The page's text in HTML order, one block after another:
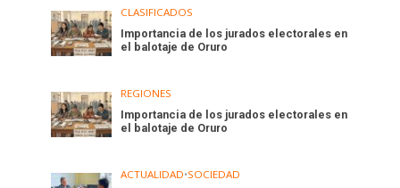
CLASIFICADOS
Importancia de los jurados electorales en
el balotaje de Oruro
REGIONES
Importancia de los jurados electorales en
el balotaje de Oruro
ACTUALIDAD•SOCIEDAD